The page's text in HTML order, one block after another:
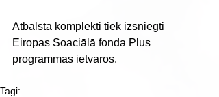
Atbalsta komplekti tiek izsniegti
Eiropas Soaciālā fonda Plus
programmas ietvaros.
Tagi: